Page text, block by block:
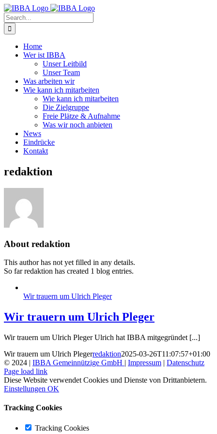
Skip
to
content
Search
for:
Home
Wer ist IBBA
Unser Leitbild
Unser Team
Was arbeiten wir
Wie kann ich mitarbeiten
Wie kann ich mitarbeiten
Die Zielgruppe
Freie Plätze & Aufnahme
Was wir noch anbieten
News
Eindrücke
Kontakt
redaktion
About redaktion
This author has not yet filled in any details.
So far redaktion has created 1 blog entries.
Wir trauern um Ulrich Pleger
Wir trauern um Ulrich Pleger
Wir trauern um Ulrich Pleger Ulrich hat IBBA mitgegründet [...]
Wir trauern um Ulrich Plegerredaktion2025-03-26T11:07:57+01:00
© 2024 | IBBA Gemeinnützige GmbH | Impressum | Datenschutz
Page load link
Diese Website verwendet Cookies und Dienste von Drittanbietern.
Einstellungen OK
Tracking Cookies
Tracking Cookies